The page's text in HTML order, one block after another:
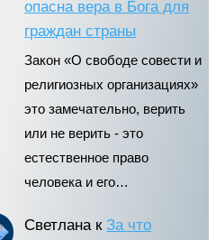
опасна вера в Бога для
граждан страны
Закон «О свободе совести и
религиозных организациях»
это замечательно, верить
или не верить - это
естественное право
человека и его…
СветланакЗа что